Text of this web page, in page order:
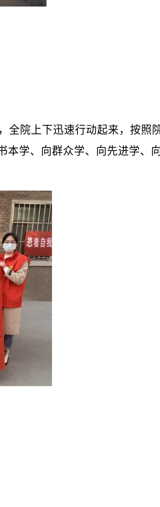
院上下迅速行动起来，按照
学、向群众学、向先进学、